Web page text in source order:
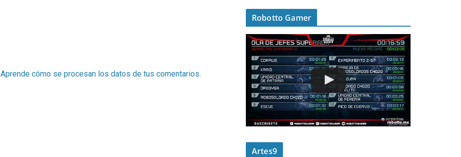
Aprende cómo se procesan los datos de tus comentarios.
Robotto Gamer
Artes9